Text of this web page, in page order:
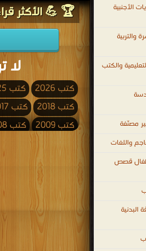
الروايات الأجنبية
الأسرة والتربية
التعليمية والكتب
الأطفال قصص
البدنية
🏆 💪 الأكثر
لا
كتب 2026 كتب 2025
كتب 2018
كتب 2017
كتب 2009
كتب 2008
كتب 2001
كتب 1974
كتب 1965